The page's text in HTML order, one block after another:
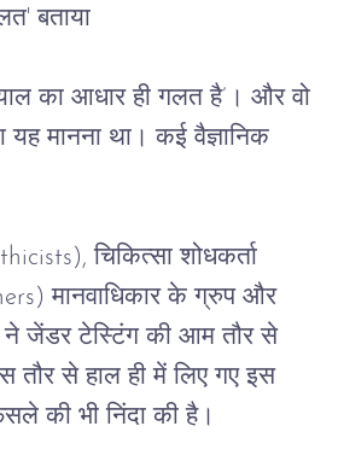
' बताया
का आधार ही गलत है’ । और वो
यह मानना था। कई वैज्ञानिक
चिकित्सा शोधकर्ता
मानवाधिकार के ग्रुप और
ने जेंडर टेस्टिंग की आम तौर से
तौर से हाल ही में लिए गए इस
की भी निंदा की है।